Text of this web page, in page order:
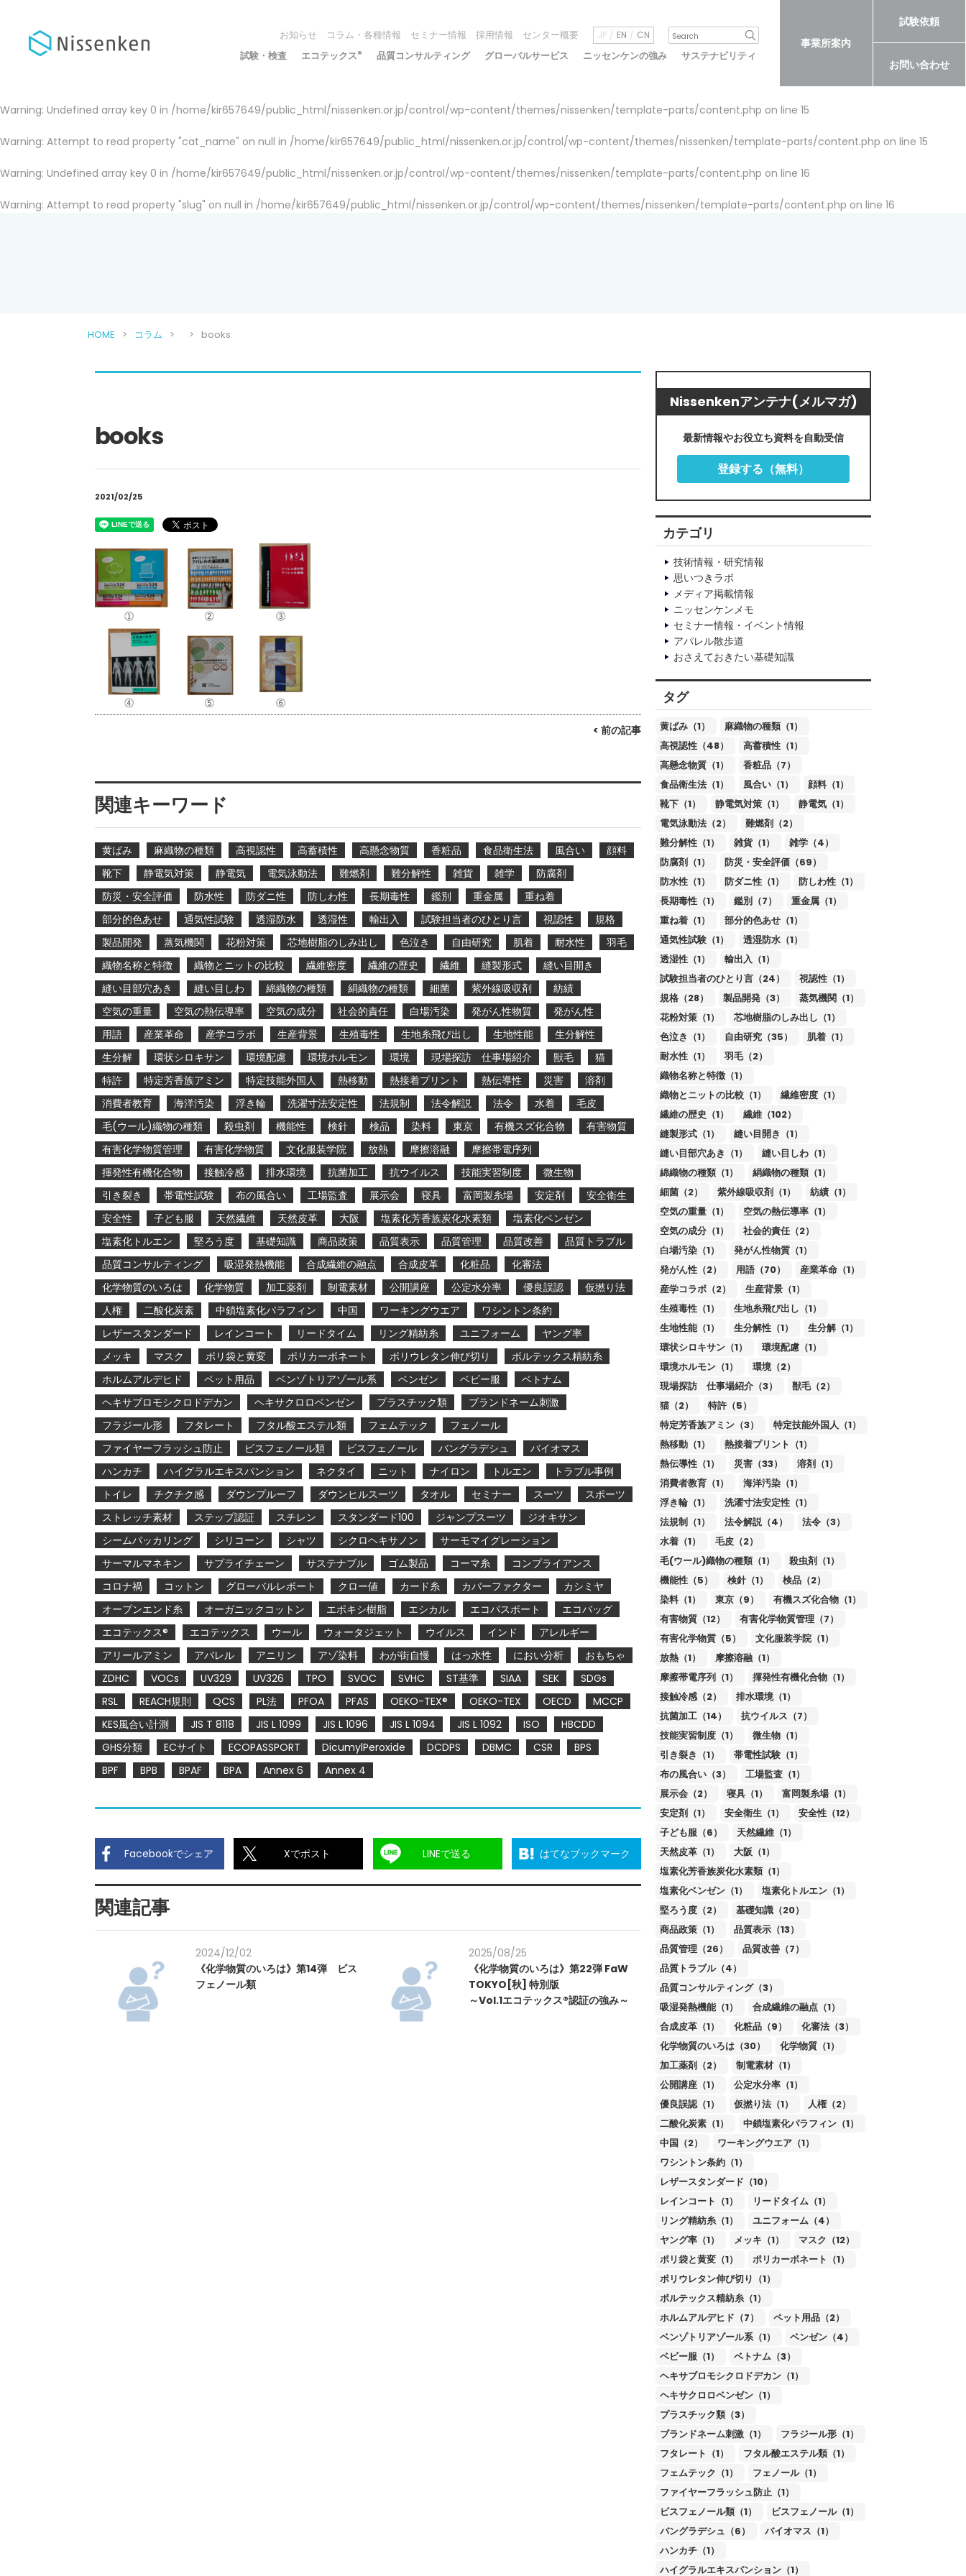
お知らせ コラム・各種情報 セミナー情報 採用情報 センター概要 JP EN CN
試験・検査 エコテックス® 品質コンサルティング グローバルサービス ニッセンケンの強み サステナビリティ
事業所案内
試験依頼
お問い合わせ
Warning: Undefined array key 0 in /home/kir657649/public_html/nissenken.or.jp/control/wp-content/themes/nissenken/template-parts/content.php on line 15
Warning: Attempt to read property "cat_name" on null in /home/kir657649/public_html/nissenken.or.jp/control/wp-content/themes/nissenken/template-parts/content.php on line 15
Warning: Undefined array key 0 in /home/kir657649/public_html/nissenken.or.jp/control/wp-content/themes/nissenken/template-parts/content.php on line 16
Warning: Attempt to read property "slug" on null in /home/kir657649/public_html/nissenken.or.jp/control/wp-content/themes/nissenken/template-parts/content.php on line 16
HOME コラム books
books
2021/02/25
< 前の記事
関連キーワード
黄ばみ 麻織物の種類 高視認性 高蓄積性 高懸念物質 香粧品 食品衛生法 風合い
顔料
靴下
静電気対策 静電気 電気泳動法 難燃剤 難分解性 雑貨 雑学
防腐剤
防災・安全評価
防水性 防ダニ性 防しわ性 長期毒性 鑑別 重金属
重ね着
部分的色あせ
通気性試験 透湿防水 透湿性 輸出入 試験担当者のひとり言 視認性
規格
製品開発
蒸気機関 花粉対策 芯地樹脂のしみ出し 色泣き 自由研究 肌着 耐水性
羽毛
織物名称と特徴
織物とニットの比較 繊維密度 繊維の歴史 繊維 縫製形式
縫い目開き
縫い目部穴あき
縫い目しわ 綿織物の種類 絹織物の種類 細菌 紫外線吸収剤
紡績
空気の重量
空気の熱伝導率 空気の成分 社会的責任 白場汚染 発がん性物質
発がん性
用語
産業革命 産学コラボ 生産背景 生殖毒性 生地糸飛び出し 生地性能
生分解性
生分解
環状シロキサン 環境配慮 環境ホルモン 環境 現場探訪 仕事場紹介 獣毛
猫
特許
特定芳香族アミン 特定技能外国人 熱移動 熱接着プリント 熱伝導性 災害
溶剤
消費者教育
海洋汚染 浮き輪 洗濯寸法安定性 法規制 法令解説 法令 水着
毛皮
毛(ウール)織物の種類
殺虫剤 機能性 検針 検品 染料 東京 有機スズ化合物
有害物質
有害化学物質管理
有害化学物質 文化服装学院 放熱 摩擦溶融
摩擦帯電序列
揮発性有機化合物
接触冷感 排水環境 抗菌加工 抗ウイルス 技能実習制度
微生物
引き裂き
帯電性試験 布の風合い 工場監査 展示会 寝具 富岡製糸場 安定剤
安全衛生
安全性
子ども服 天然繊維 天然皮革 大阪 塩素化芳香族炭化水素類
塩素化ベンゼン
塩素化トルエン
堅ろう度 基礎知識 商品政策 品質表示 品質管理 品質改善
品質トラブル
品質コンサルティング
吸湿発熱機能 合成繊維の融点 合成皮革 化粧品
化審法
化学物質のいろは
化学物質 加工薬剤 制電素材 公開講座 公定水分率 優良誤認
仮撚り法
人権
二酸化炭素 中鎖塩素化パラフィン 中国 ワーキングウエア
ワシントン条約
レザースタンダード
レインコート リードタイム リング精紡糸 ユニフォーム
ヤング率
メッキ
マスク ポリ袋と黄変 ポリカーボネート ポリウレタン伸び切り
ボルテックス精紡糸
ホルムアルデヒド
ペット用品 ベンゾトリアゾール系 ベンゼン ベビー服
ベトナム
ヘキサブロモシクロドデカン
ヘキサクロロベンゼン プラスチック類
ブランドネーム刺激
フラジール形
フタレート フタル酸エステル類 フェムテック
フェノール
ファイヤーフラッシュ防止
ビスフェノール類 ビスフェノール バングラデシュ
バイオマス
ハンカチ
ハイグラルエキスパンション ネクタイ ニット ナイロン トルエン
トラブル事例
トイレ
チクチク感 ダウンプルーフ ダウンヒルスーツ タオル セミナー スーツ
スポーツ
ストレッチ素材
ステップ認証 スチレン スタンダード100 ジャンプスーツ
ジオキサン
シームパッカリング
シリコーン シャツ シクロヘキサノン
サーモマイグレーション
サーマルマネキン
サプライチェーン サステナブル ゴム製品 コーマ糸
コンプライアンス
コロナ禍
コットン グローバルレポート クロー値 カード糸 カバーファクター
カシミヤ
オープンエンド糸
オーガニックコットン エポキシ樹脂 エシカル エコパスポート
エコバッグ
エコテックス®
エコテックス ウール ウォータジェット ウイルス インド
アレルギー
アリールアミン
アパレル アニリン アゾ染料 わが街自慢 はっ水性 におい分析
おもちゃ
ZDHC
VOCs UV329 UV326 TPO SVOC SVHC ST基準 SIAA SEK
SDGs
RSL
REACH規則 QCS PL法 PFOA PFAS OEKO-TEX® OEKO-TEX OECD
MCCP
KES風合い計測
JIS T 8118 JIS L 1099 JIS L 1096 JIS L 1094 JIS L 1092 ISO
HBCDD
GHS分類
ECサイト ECOPASSPORT DicumylPeroxide DCDPS DBMC CSR
BPS
BPF
BPB BPAF BPA Annex 6 Annex 4
Facebookでシェア Xでポスト LINEで送る はてなブックマーク
関連記事
2024/12/02
《化学物質のいろは》第14弾 ビス
フェノール類
2025/08/25
《化学物質のいろは》第22弾 FaW
TOKYO[秋] 特別版
～Vol.1エコテックス®認証の強み～
Nissenkenアンテナ(メルマガ)
最新情報やお役立ち資料を自動受信
登録する（無料）
カテゴリ
技術情報・研究情報
思いつきラボ
メディア掲載情報
ニッセンケンメモ
セミナー情報・イベント情報
アパレル散歩道
おさえておきたい基礎知識
タグ
黄ばみ（1）
麻織物の種類（1）
高視認性（48）
高蓄積性（1）
高懸念物質（1）
香粧品（7）
食品衛生法（1）
風合い（1）
顔料（1）
靴下（1）
静電気対策（1）
静電気（1）
電気泳動法（2）
難燃剤（2）
難分解性（1）
雑貨（1）
雑学（4）
防腐剤（1）
防災・安全評価（69）
防水性（1）
防ダニ性（1）
防しわ性（1）
長期毒性（1）
鑑別（7）
重金属（1）
重ね着（1）
部分的色あせ（1）
通気性試験（1）
透湿防水（1）
透湿性（1）
輸出入（1）
試験担当者のひとり言（24）
視認性（1）
規格（28）
製品開発（3）
蒸気機関（1）
花粉対策（1）
芯地樹脂のしみ出し（1）
色泣き（1）
自由研究（35）
肌着（1）
耐水性（1）
羽毛（2）
織物名称と特徴（1）
織物とニットの比較（1）
繊維密度（1）
繊維の歴史（1）
繊維（102）
縫製形式（1）
縫い目開き（1）
縫い目部穴あき（1）
縫い目しわ（1）
綿織物の種類（1）
絹織物の種類（1）
細菌（2）
紫外線吸収剤（1）
紡績（1）
空気の重量（1）
空気の熱伝導率（1）
空気の成分（1）
社会的責任（2）
白場汚染（1）
発がん性物質（1）
発がん性（2）
用語（70）
産業革命（1）
産学コラボ（2）
生産背景（1）
生殖毒性（1）
生地糸飛び出し（1）
生地性能（1）
生分解性（1）
生分解（1）
環状シロキサン（1）
環境配慮（1）
環境ホルモン（1）
環境（2）
現場探訪 仕事場紹介（3）
獣毛（2）
猫（2）
特許（5）
特定芳香族アミン（3）
特定技能外国人（1）
熱移動（1）
熱接着プリント（1）
熱伝導性（1）
災害（33）
溶剤（1）
消費者教育（1）
海洋汚染（1）
浮き輪（1）
洗濯寸法安定性（1）
法規制（1）
法令解説（4）
法令（3）
水着（1）
毛皮（2）
毛(ウール)織物の種類（1）
殺虫剤（1）
機能性（5）
検針（1）
検品（2）
染料（1）
東京（9）
有機スズ化合物（1）
有害物質（12）
有害化学物質管理（7）
有害化学物質（5）
文化服装学院（1）
放熱（1）
摩擦溶融（1）
摩擦帯電序列（1）
揮発性有機化合物（1）
接触冷感（2）
排水環境（1）
抗菌加工（14）
抗ウイルス（7）
技能実習制度（1）
微生物（1）
引き裂き（1）
帯電性試験（1）
布の風合い（3）
工場監査（1）
展示会（2）
寝具（1）
富岡製糸場（1）
安定剤（1）
安全衛生（1）
安全性（12）
子ども服（6）
天然繊維（1）
天然皮革（1）
大阪（1）
塩素化芳香族炭化水素類（1）
塩素化ベンゼン（1）
塩素化トルエン（1）
堅ろう度（2）
基礎知識（20）
商品政策（1）
品質表示（13）
品質管理（26）
品質改善（7）
品質トラブル（4）
品質コンサルティング（3）
吸湿発熱機能（1）
合成繊維の融点（1）
合成皮革（1）
化粧品（9）
化審法（3）
化学物質のいろは（30）
化学物質（1）
加工薬剤（2）
制電素材（1）
公開講座（1）
公定水分率（1）
優良誤認（1）
仮撚り法（1）
人権（2）
二酸化炭素（1）
中鎖塩素化パラフィン（1）
中国（2）
ワーキングウエア（1）
ワシントン条約（1）
レザースタンダード（10）
レインコート（1）
リードタイム（1）
リング精紡糸（1）
ユニフォーム（4）
ヤング率（1）
メッキ（1）
マスク（12）
ポリ袋と黄変（1）
ポリカーボネート（1）
ポリウレタン伸び切り（1）
ボルテックス精紡糸（1）
ホルムアルデヒド（7）
ペット用品（2）
ベンゾトリアゾール系（1）
ベンゼン（4）
ベビー服（1）
ベトナム（3）
ヘキサブロモシクロドデカン（1）
ヘキサクロロベンゼン（1）
プラスチック類（3）
ブランドネーム刺激（1）
フラジール形（1）
フタレート（1）
フタル酸エステル類（1）
フェムテック（1）
フェノール（1）
ファイヤーフラッシュ防止（1）
ビスフェノール類（1）
ビスフェノール（1）
バングラデシュ（6）
バイオマス（1）
ハンカチ（1）
ハイグラルエキスパンション（1）